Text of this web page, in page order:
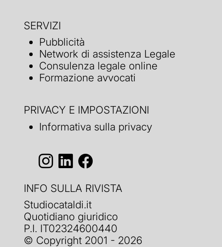
SERVIZI
Pubblicità
Network di assistenza Legale
Consulenza legale online
Formazione avvocati
PRIVACY E IMPOSTAZIONI
Informativa sulla privacy
INFO SULLA RIVISTA
Studiocataldi.it
Quotidiano giuridico
P.I. IT02324600440
© Copyright 2001 - 2026